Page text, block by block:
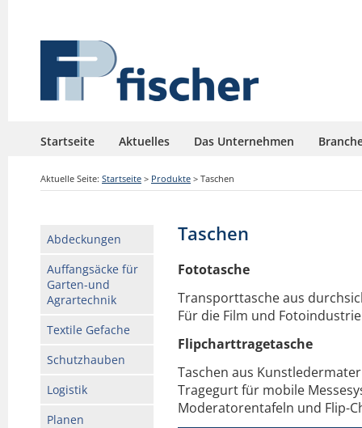
Startseite Aktuelles Das Unternehmen
Aktuelle Seite: Startseite > Produkte > Taschen
Abdeckungen
Auffangsäcke für
Garten-und
Agrartechnik
Textile Gefache
Schutzhauben
Logistik
Planen
Taschen
Fototasche
Transporttasche aus
Für die Film und Fotoindustrie
Flipcharttragetasche
Taschen aus
Tragegurt für mobile
Moderatorentafeln und Flip-